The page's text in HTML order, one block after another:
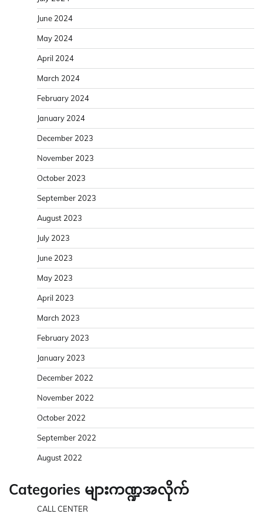
June 2024
May 2024
April 2024
March 2024
February 2024
January 2024
December 2023
November 2023
October 2023
September 2023
August 2023
July 2023
June 2023
May 2023
April 2023
March 2023
February 2023
January 2023
December 2022
November 2022
October 2022
September 2022
August 2022
Categories များကဏ္ဍအလိုက်
CALL CENTER